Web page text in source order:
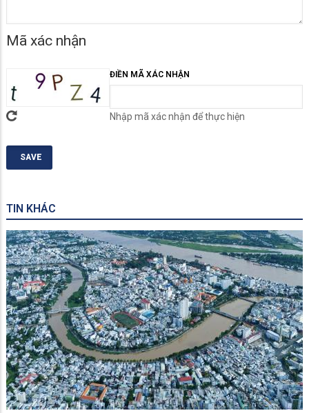
Mã xác nhận
ĐIỀN MÃ XÁC NHẬN
Nhập mã xác nhận để thực hiện
TIN KHÁC